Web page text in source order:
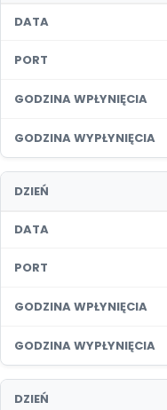
DATA
PORT
GODZINA WPŁYNIĘCIA
GODZINA WYPŁYNIĘCIA
DZIEŃ
DATA
PORT
GODZINA WPŁYNIĘCIA
GODZINA WYPŁYNIĘCIA
DZIEŃ